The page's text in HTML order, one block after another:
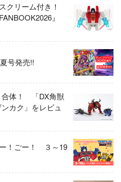
クリーム付き！
』
号発売!!
合体！ 「DX角獣
カク」をレビュ
！ごー！ ３～19